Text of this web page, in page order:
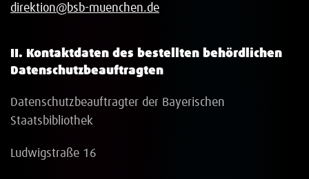
direktion@bsb-muenchen.de
II. Kontaktdaten des bestellten behördlichen
Datenschutzbeauftragten
Datenschutzbeauftragter der Bayerischen
Staatsbibliothek
Ludwigstraße 16